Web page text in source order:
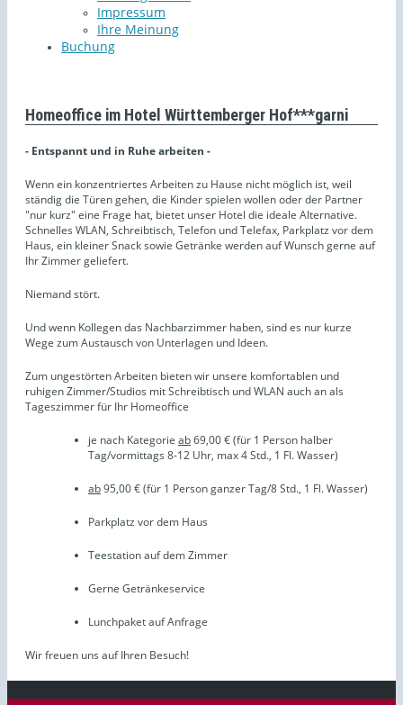
Impressum
Ihre Meinung
Buchung
Homeoffice im Hotel Württemberger Hof***garni
- Entspannt und in Ruhe arbeiten -
Wenn ein konzentriertes Arbeiten zu Hause nicht möglich ist, weil
ständig die Türen gehen, die Kinder spielen wollen oder der Partner
"nur kurz" eine Frage hat, bietet unser Hotel die ideale Alternative.
Schnelles WLAN, Schreibtisch, Telefon und Telefax, Parkplatz vor dem
Haus, ein kleiner Snack sowie Getränke werden auf Wunsch gerne auf
Ihr Zimmer geliefert.
Niemand stört.
Und wenn Kollegen das Nachbarzimmer haben, sind es nur kurze
Wege zum Austausch von Unterlagen und Ideen.
Zum ungestörten Arbeiten bieten wir unsere komfortablen und
ruhigen Zimmer/Studios mit Schreibtisch und WLAN auch an als
Tageszimmer für Ihr Homeoffice
je nach Kategorie ab69,00 € (für 1 Person halber
Tag/vormittags 8-12 Uhr, max 4 Std., 1 Fl. Wasser)
ab95,00 € (für 1 Person ganzer Tag/8 Std., 1 Fl. Wasser)
Parkplatz vor dem Haus
Teestation auf dem Zimmer
Gerne Getränkeservice
Lunchpaket auf Anfrage
Wir freuen uns auf Ihren Besuch!